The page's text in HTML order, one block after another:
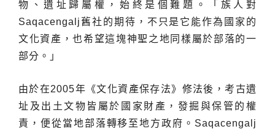
物、遺址歸屬權，始終是個難題。「族人對
Saqacengalj舊社的期待，不只是它能作為國家的
文化資產，也希望這塊神聖之地同樣屬於部落的一
部分。」
由於在2005年《文化資產保存法》修法後，考古遺
址及出土文物皆屬於國家財產，發掘與保管的權
責，便從當地部落轉移至地方政府。Saqacengalj